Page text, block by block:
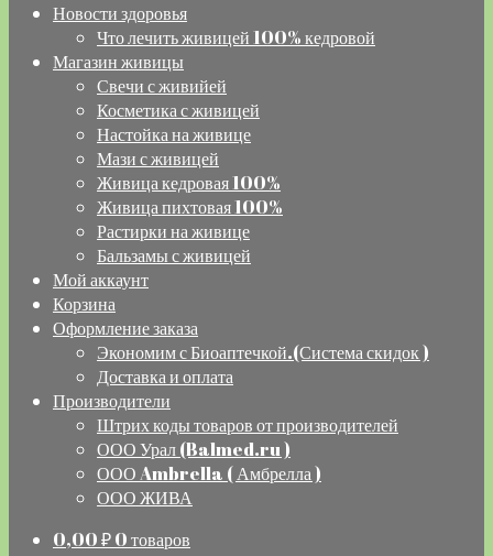
Новости здоровья
Что лечить живицей 100% кедровой
Магазин живицы
Свечи с живийей
Косметика с живицей
Настойка на живице
Мази с живицей
Живица кедровая 100%
Живица пихтовая 100%
Растирки на живице
Бальзамы с живицей
Мой аккаунт
Корзина
Оформление заказа
Экономим с Биоаптечкой.(Система скидок )
Доставка и оплата
Производители
Штрих коды товаров от производителей
ООО Урал (Balmed.ru )
ООО Ambrella ( Амбрелла )
ООО ЖИВА
0,00₽0 товаров